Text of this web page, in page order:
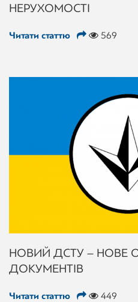
НЕРУХОМОСТІ
Читати статтю 569
НОВИЙ ДСТУ – НОВЕ
ДОКУМЕНТІВ
Читати статтю 449